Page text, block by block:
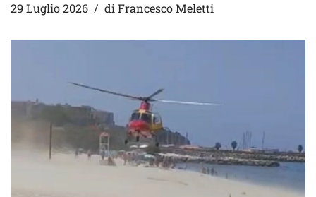
29 Luglio 2026 di Francesco Meletti